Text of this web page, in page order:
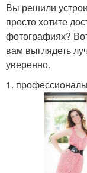
Вы решили
просто хотите
фотографиях?
вам выглядеть
уверенно.
1.